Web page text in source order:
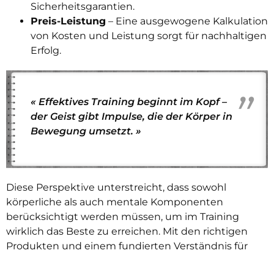
Sicherheitsgarantien.
Preis-Leistung – Eine ausgewogene Kalkulation
von Kosten und Leistung sorgt für nachhaltigen
Erfolg.
« Effektives Training beginnt im Kopf –
der Geist gibt Impulse, die der Körper in
Bewegung umsetzt. »
Diese Perspektive unterstreicht, dass sowohl
körperliche als auch mentale Komponenten
berücksichtigt werden müssen, um im Training
wirklich das Beste zu erreichen. Mit den richtigen
Produkten und einem fundierten Verständnis für